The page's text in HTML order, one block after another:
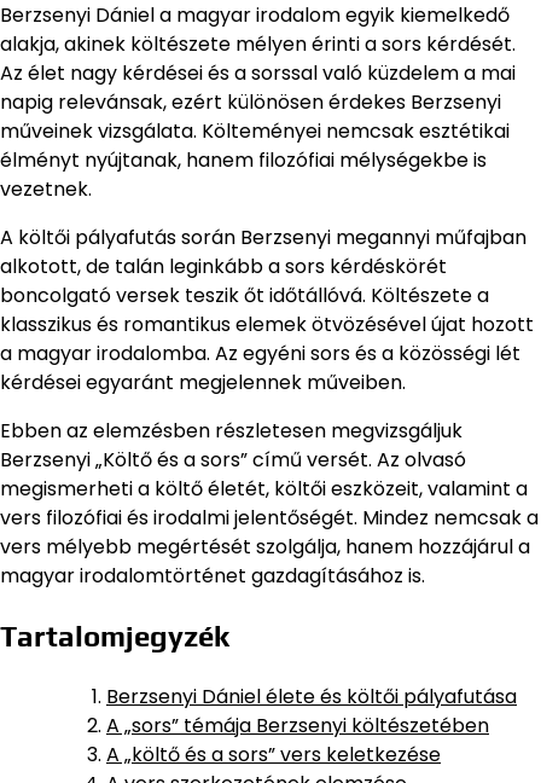
Berzsenyi Dániel a magyar irodalom egyik kiemelkedő
alakja, akinek költészete mélyen érinti a sors kérdését.
Az élet nagy kérdései és a sorssal való küzdelem a mai
napig relevánsak, ezért különösen érdekes Berzsenyi
műveinek vizsgálata. Költeményei nemcsak esztétikai
élményt nyújtanak, hanem filozófiai mélységekbe is
vezetnek.
A költői pályafutás során Berzsenyi megannyi műfajban
alkotott, de talán leginkább a sors kérdéskörét
boncolgató versek teszik őt időtállóvá. Költészete a
klasszikus és romantikus elemek ötvözésével újat hozott
a magyar irodalomba. Az egyéni sors és a közösségi lét
kérdései egyaránt megjelennek műveiben.
Ebben az elemzésben részletesen megvizsgáljuk
Berzsenyi „Költő és a sors” című versét. Az olvasó
megismerheti a költő életét, költői eszközeit, valamint a
vers filozófiai és irodalmi jelentőségét. Mindez nemcsak a
vers mélyebb megértését szolgálja, hanem hozzájárul a
magyar irodalomtörténet gazdagításához is.
Tartalomjegyzék
Berzsenyi Dániel élete és költői pályafutása
A „sors” témája Berzsenyi költészetében
A „költő és a sors” vers keletkezése